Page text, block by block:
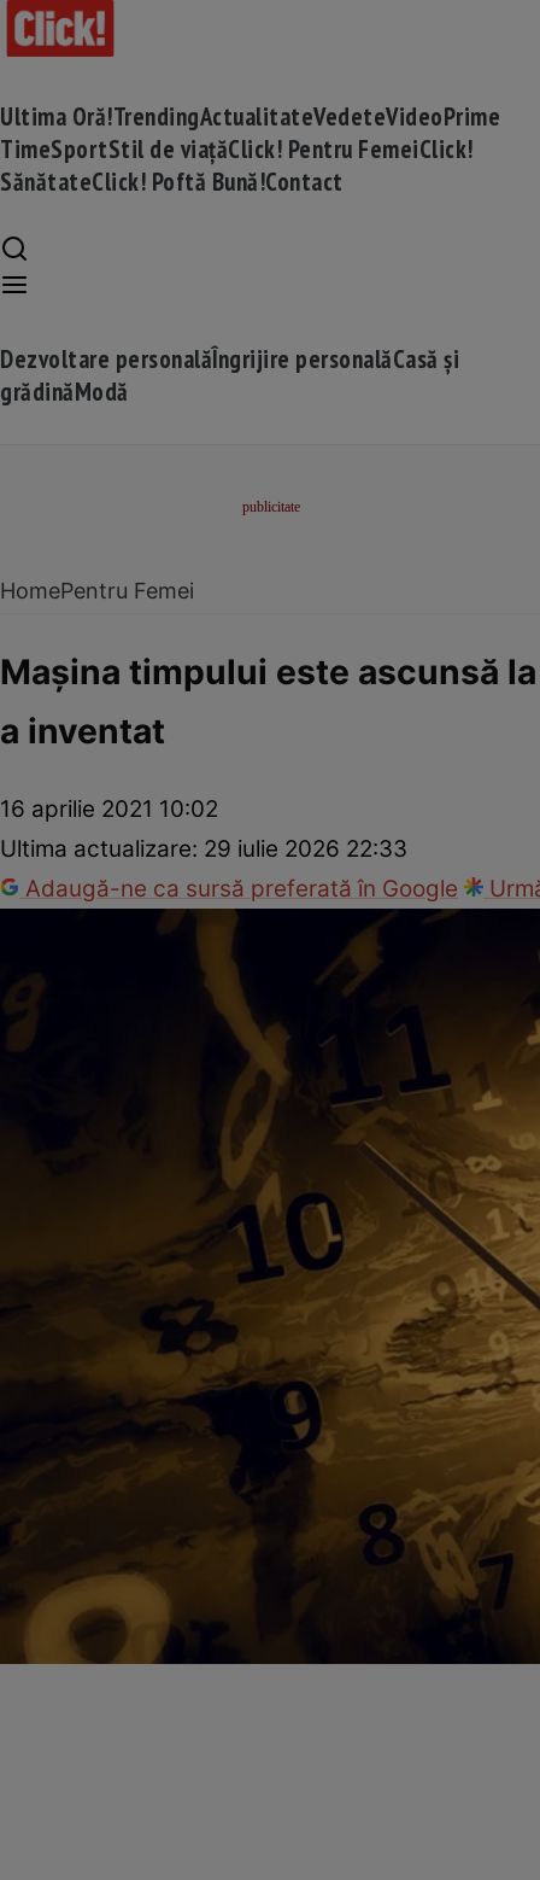
Ultima Oră!TrendingActualitateVedeteVideoPrime
TimeSportStil de viațăClick! Pentru FemeiClick!
SănătateClick! Poftă Bună!Contact
Dezvoltare personalăÎngrijire personalăCasă și
grădinăModă
HomePentru Femei
Maşina timpului este ascunsă
a inventat
16 aprilie 2021 10:02
Ultima actualizare: 29 iulie 2026 22:33
Adaugă-ne ca sursă preferată în Google